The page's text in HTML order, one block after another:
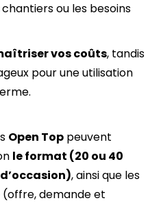
ou les besoins
vos coûts, tandis
pour une utilisation
Open Top peuvent
le format (20 ou 40
occasion), ainsi que les
(offre, demande et